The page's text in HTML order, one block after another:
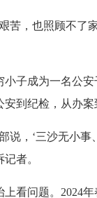
，也照顾不了家
成为一名公安
安到纪检，从办
，‘三沙无小事
者。
问题。2024年